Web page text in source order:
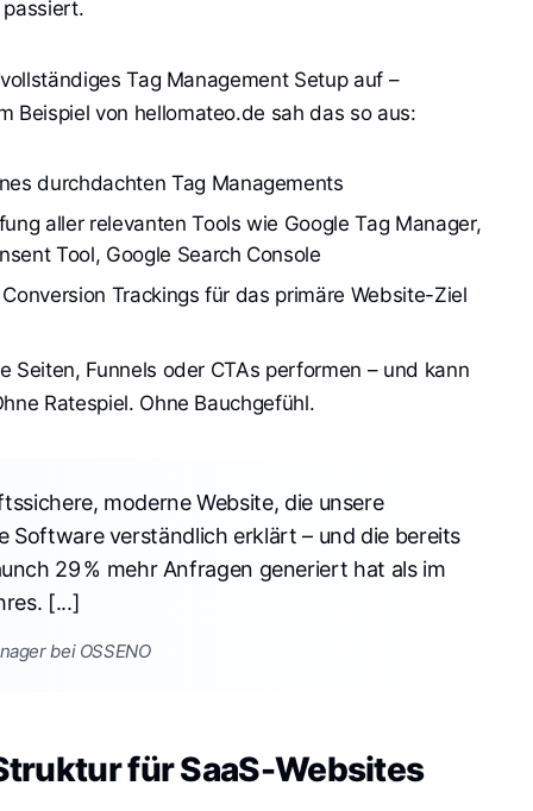
Tag Management Setup auf –
Beispiel von hellomateo.de sah das so aus:
durchdachten Tag Managements
aller relevanten Tools wie Google Tag Manager,
Tool, Google Search Console
Trackings für das primäre Website-Ziel
Seiten, Funnels oder CTAs performen – und kann
Ratespiel. Ohne Bauchgefühl.
moderne Website, die unsere
Software verständlich erklärt – und die bereits
29 % mehr Anfragen generiert hat als im
[...]
bei OSSENO
für SaaS-Websites